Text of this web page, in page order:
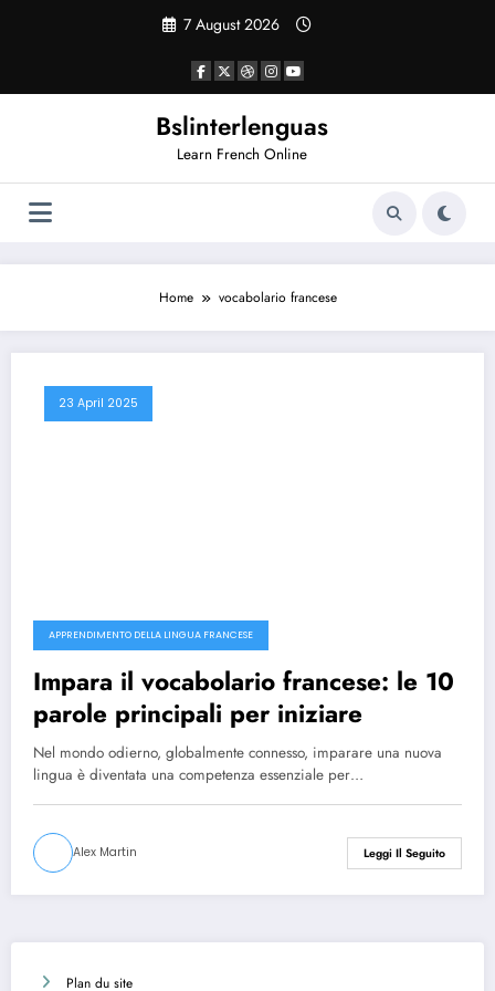
7 August 2026
Bslinterlenguas
Learn French Online
Home vocabolario francese
23 April 2025
APPRENDIMENTO DELLA LINGUA FRANCESE
Impara il vocabolario francese: le 10
parole principali per iniziare
Nel mondo odierno, globalmente connesso, imparare una nuova
lingua è diventata una competenza essenziale per…
Alex Martin Leggi Il Seguito
Plan du site